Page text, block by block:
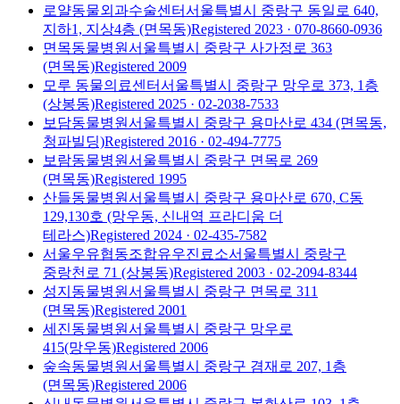
로얄동물외과수술센터서울특별시 중랑구 동일로 640,
지하1, 지상4층 (면목동)Registered 2023 · 070-8660-0936
면목동물병원서울특별시 중랑구 사가정로 363
(면목동)Registered 2009
모루 동물의료센터서울특별시 중랑구 망우로 373, 1층
(상봉동)Registered 2025 · 02-2038-7533
보담동물병원서울특별시 중랑구 용마산로 434 (면목동,
청파빌딩)Registered 2016 · 02-494-7775
보람동물병원서울특별시 중랑구 면목로 269
(면목동)Registered 1995
산들동물병원서울특별시 중랑구 용마산로 670, C동
129,130호 (망우동, 신내역 프라디움 더
테라스)Registered 2024 · 02-435-7582
서울우유협동조합유우진료소서울특별시 중랑구
중랑천로 71 (상봉동)Registered 2003 · 02-2094-8344
성지동물병원서울특별시 중랑구 면목로 311
(면목동)Registered 2001
세진동물병원서울특별시 중랑구 망우로
415(망우동)Registered 2006
숲속동물병원서울특별시 중랑구 겸재로 207, 1층
(면목동)Registered 2006